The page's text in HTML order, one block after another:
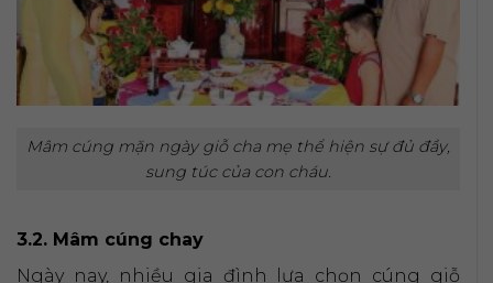
Mâm cúng mặn ngày giỗ cha mẹ thể hiện sự đủ đầy,
sung túc của con cháu.
3.2. Mâm cúng chay
Ngày nay, nhiều gia đình lựa chọn cúng giỗ